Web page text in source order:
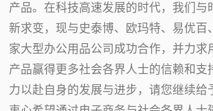
产品。在科技高速发展的时代，我们与
新求变，现与史泰博、欧玛特、易优百
家大型办公用品公司成功合作，并力求
产品赢得更多社会各界人士的信赖和支
力以赴自身的发展与进步，请您继续给